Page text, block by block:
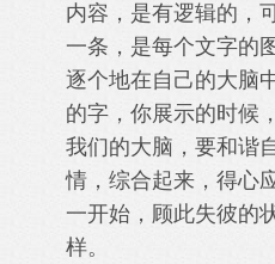
内容，是有逻辑的，
一条，是每个文字的
逐个地在自己的大脑
的字，你展示的时候
我们的大脑，要和谐
情，综合起来，得心
一开始，顾此失彼的
样。